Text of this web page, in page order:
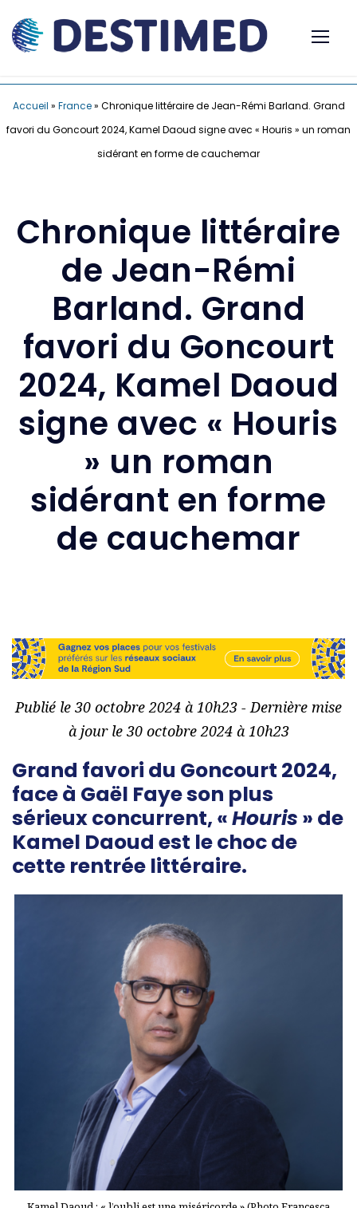
Accueil » France» Chronique littéraire de Jean-Rémi Barland. Grand
favori du Goncourt 2024, Kamel Daoud signe avec « Houris » un roman
sidérant en forme de cauchemar
Chronique littéraire
de Jean-Rémi
Barland. Grand
favori du Goncourt
2024, Kamel Daoud
signe avec « Houris
» un roman
sidérant en forme
de cauchemar
Publié le 30 octobre 2024 à 10h23 - Dernière mise
à jour le 30 octobre 2024 à 10h23
Grand favori du Goncourt 2024,
face à Gaël Faye son plus
sérieux concurrent, «Houris » de
Kamel Daoud est le choc de
cette rentrée littéraire.